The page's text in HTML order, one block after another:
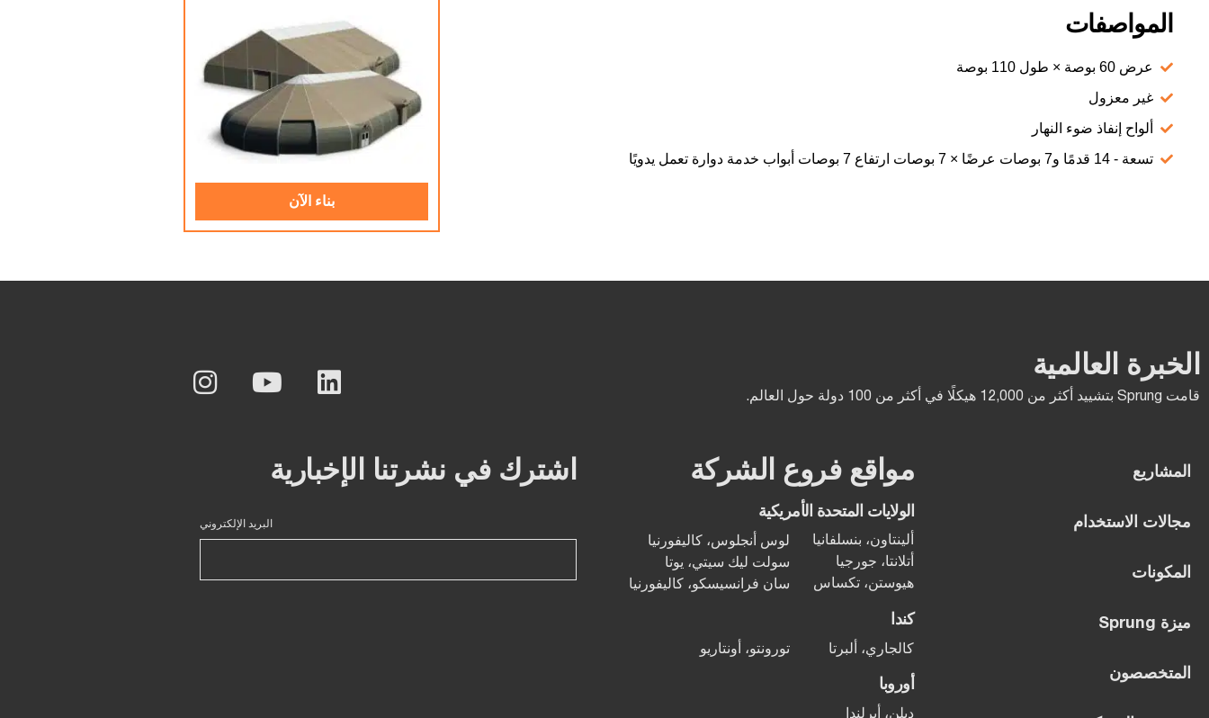
المواصفات
عرض 60 بوصة × طول 110 بوصة
غير معزول
ألواح إنفاذ ضوء النهار
تسعة - 14 قدمًا و7 بوصات عرضًا × 7 بوصات ارتفاع 7 بوصات أبواب خدمة دوارة تعمل يدويًا
بناء الآن
الخبرة العالمية
قامت Sprung بتشييد أكثر من 12,000 هيكلًا في أكثر من 100 دولة حول العالم.
المشاريع
مجالات الاستخدام
المكونات
ميزة Sprung
المتخصصون
مواقع فروع الشركة
الولايات المتحدة الأمريكية
ألينتاون، بنسلفانيا
أتلانتا، جورجيا
هيوستن، تكساس
لوس أنجلوس، كاليفورنيا
سولت ليك سيتي، يوتا
سان فرانسيسكو، كاليفورنيا
كندا
كالجاري، ألبرتا
تورونتو، أونتاريو
أوروبا
دبلن، أيرلندا
اشترك في نشرتنا الإخبارية
البريد الإلكتروني